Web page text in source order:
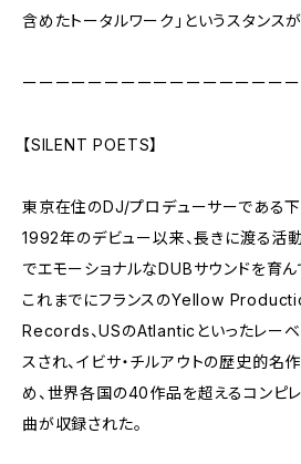
含めたトータルワーク」というスタンス
ーーーーーーーーーーーーーーーー
【SILENT POETS】
東京在住のDJ/プロデューサーである下
1992年のデビュー以来、長きに渡る活動
でエモーショナルなDUBサウンドを育ん
これまでにフランスのYellow
Records、USのAtlanticといったレーベ
スされ、イビサ・チルアウトの歴史的名
め、世界各国の40作品を超えるコンピ
曲が収録された。